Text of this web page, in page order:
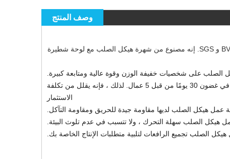
وصف المنتج
شهادة CE و BV و SGS. إنه مصنوع من شهرة هيكل الصلب مع لوحة شطيرة
على شخصيات خفيفة الوزن وقوة عالية ومتابعة كبيرة.
وقت البناء القصير: على سبيل المثال ، يمكن الانتهاء من مبنى 3000 متر مربع في غضون 30 يومًا من قبل 5 عمال. لذلك ، فإنه يقلل من تكلفة
الاستثمار
عمل هيكل الصلب لديها مقاومة جيدة للحريق ومقاومة التآكل.
هيكل الصلب سهلة التحرك ، ولا تتسبب في عدم تلوث البيئة.
الصلب تجميع الرافعات لتلبية متطلبات الإنتاج الخاصة بك.